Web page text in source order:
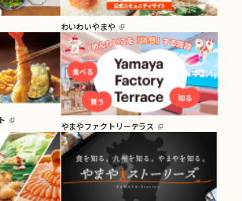
わいわいやまや
やまやファクトリーテラス